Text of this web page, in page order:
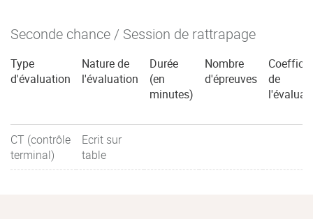
Seconde chance / Session de rattrapage
Type
d'évaluation
Nature de
l'évaluation
Durée
(en
minutes)
Nombre
d'épreuves
de
CT (contrôle
terminal)
Ecrit sur
table